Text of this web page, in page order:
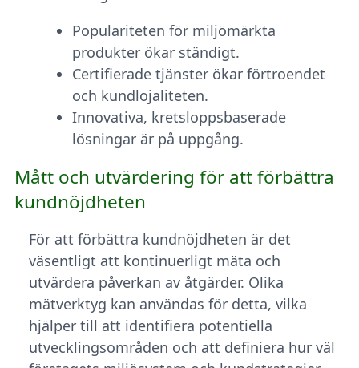
Populariteten för miljömärkta
produkter ökar ständigt.
Certifierade tjänster ökar förtroendet
och kundlojaliteten.
Innovativa, kretsloppsbaserade
lösningar är på uppgång.
Mått och utvärdering för att förbättra
kundnöjdheten
För att förbättra kundnöjdheten är det
väsentligt att kontinuerligt mäta och
utvärdera påverkan av åtgärder. Olika
mätverktyg kan användas för detta, vilka
hjälper till att identifiera potentiella
utvecklingsområden och att definiera hur väl